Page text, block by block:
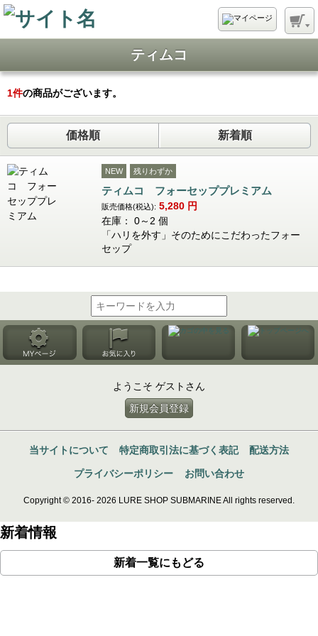
ティムコ
1件の商品がございます。
価格順 新着順
NEW 残りわずか
ティムコ フォーセッププレミアム
販売価格(税込): 5,280 円
在庫： 0～2 個
「ハリを外す」そのためにこだわったフォー
セップ
ようこそ ゲストさん
新規会員登録
当サイトについて 特定商取引法に基づく表記 配送方法
プライバシーポリシー お問い合わせ
Copyright © 2016- 2026 LURE SHOP SUBMARINE All rights reserved.
新着情報
新着一覧にもどる